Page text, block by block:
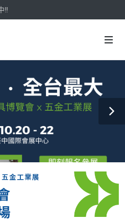
‼️
TiTE x IHT，2026/10/20-22與您在臺
金工業展